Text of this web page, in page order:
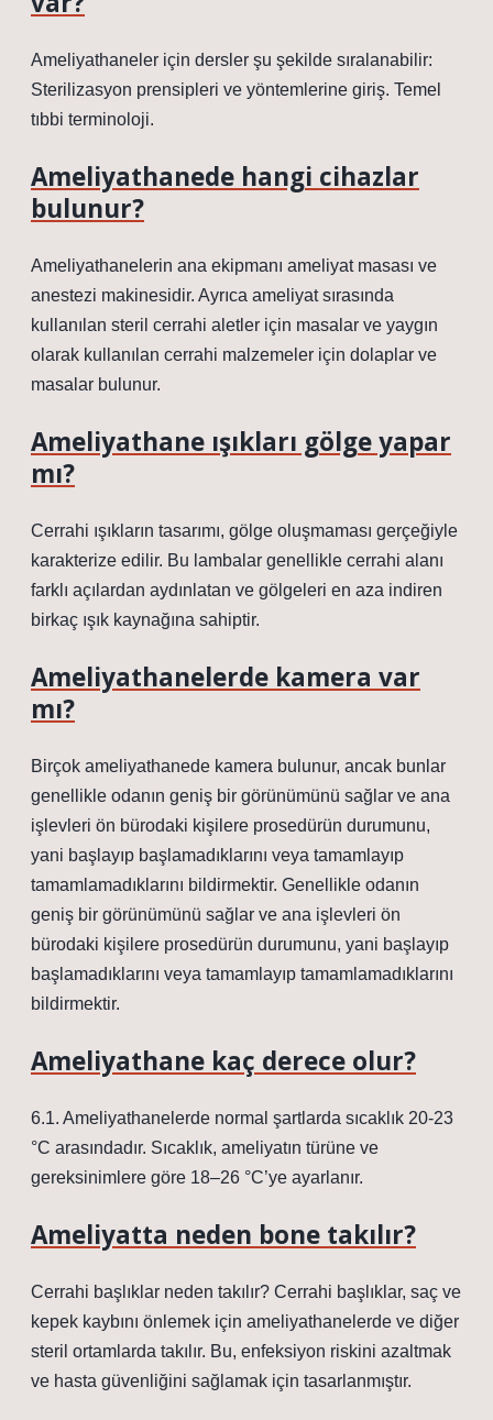
Ameliyathaneler için dersler şu şekilde sıralanabilir:
Sterilizasyon prensipleri ve yöntemlerine giriş. Temel
tıbbi terminoloji.
Ameliyathanede hangi cihazlar
bulunur?
Ameliyathanelerin ana ekipmanı ameliyat masası ve
anestezi makinesidir. Ayrıca ameliyat sırasında
kullanılan steril cerrahi aletler için masalar ve yaygın
olarak kullanılan cerrahi malzemeler için dolaplar ve
masalar bulunur.
Ameliyathane ışıkları gölge yapar
mı?
Cerrahi ışıkların tasarımı, gölge oluşmaması gerçeğiyle
karakterize edilir. Bu lambalar genellikle cerrahi alanı
farklı açılardan aydınlatan ve gölgeleri en aza indiren
birkaç ışık kaynağına sahiptir.
Ameliyathanelerde kamera var
mı?
Birçok ameliyathanede kamera bulunur, ancak bunlar
genellikle odanın geniş bir görünümünü sağlar ve ana
işlevleri ön bürodaki kişilere prosedürün durumunu,
yani başlayıp başlamadıklarını veya tamamlayıp
tamamlamadıklarını bildirmektir. Genellikle odanın
geniş bir görünümünü sağlar ve ana işlevleri ön
bürodaki kişilere prosedürün durumunu, yani başlayıp
başlamadıklarını veya tamamlayıp tamamlamadıklarını
bildirmektir.
Ameliyathane kaç derece olur?
6.1. Ameliyathanelerde normal şartlarda sıcaklık 20-23
°C arasındadır. Sıcaklık, ameliyatın türüne ve
gereksinimlere göre 18–26 °C’ye ayarlanır.
Ameliyatta neden bone takılır?
Cerrahi başlıklar neden takılır? Cerrahi başlıklar, saç ve
kepek kaybını önlemek için ameliyathanelerde ve diğer
steril ortamlarda takılır. Bu, enfeksiyon riskini azaltmak
ve hasta güvenliğini sağlamak için tasarlanmıştır.